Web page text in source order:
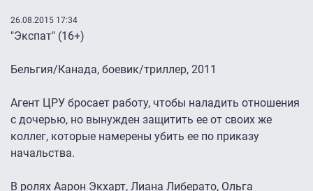
26.08.2015 17:34
"Экспат" (16+)
Бельгия/Канада, боевик/триллер, 2011
Агент ЦРУ бросает работу, чтобы наладить отношения
с дочерью, но вынужден защитить ее от своих же
коллег, которые намерены убить ее по приказу
начальства.
В ролях Аарон Экхарт, Лиана Либерато, Ольга